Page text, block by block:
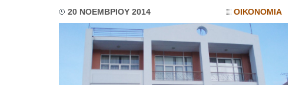
20 ΝΟΕΜΒΡΙΟΥ 2014 ΟΙΚΟΝΟΜΙΑ